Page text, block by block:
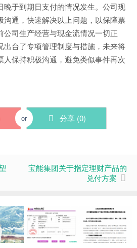
晚于到期日支付的情况发生。公司现
沟通，快速解决以上问题，以保障票
公司生产经营与现金流情况一切正
出台了专项管理制度与措施，未来将
人保持积极沟通，避免类似事件再次
or 分享 (0)
宝能集团关于指定理财产品的
兑付方案